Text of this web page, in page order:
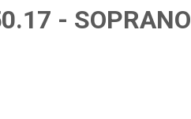
- SOPRANO